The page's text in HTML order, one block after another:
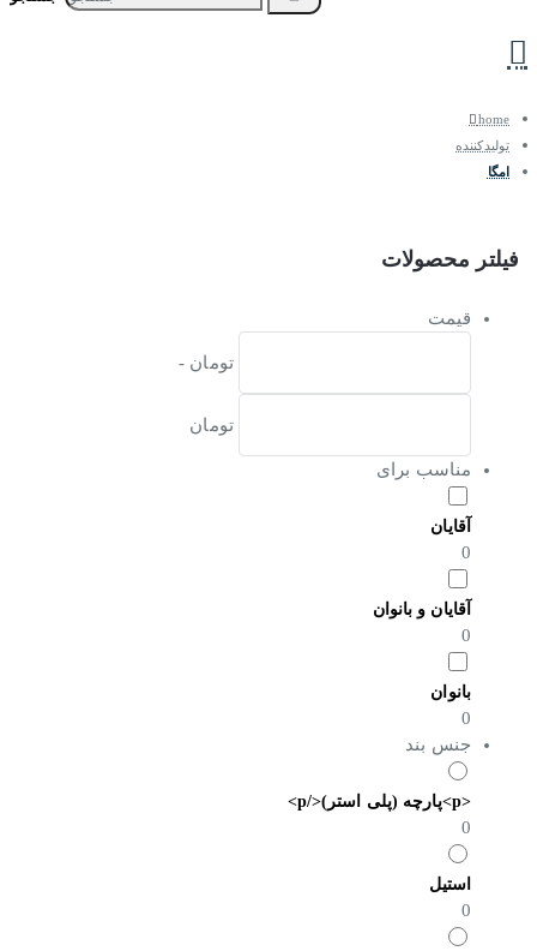
home
تولیدکننده
امگا
فیلتر محصولات
قیمت
تومان -
تومان
مناسب برای
آقایان
0
آقایان و بانوان
0
بانوان
0
جنس بند
<p>پارچه (پلی استر)</p>
0
استیل
0